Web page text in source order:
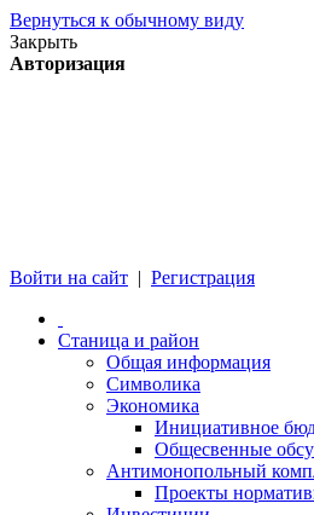
Вернуться к обычному виду
Закрыть
Авторизация
Войти на сайт | Регистрация
Станица и район
Общая информация
Символика
Экономика
Инициативное
Общесвенные
Антимонопольный
Проекты